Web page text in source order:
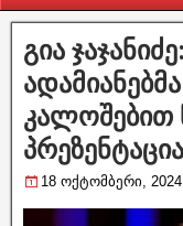
გია
კალოშებით
18 ოქტომბერი,